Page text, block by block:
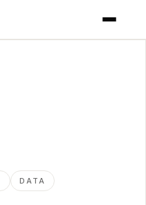
DATA